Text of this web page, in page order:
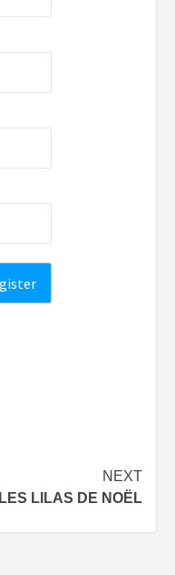
NEXT
LES LILAS DE NOËL